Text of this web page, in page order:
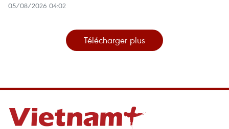
05/08/2026 04:02
Télécharger plus